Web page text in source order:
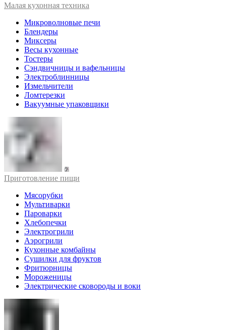
Малая кухонная техника
Микроволновые печи
Блендеры
Миксеры
Весы кухонные
Тостеры
Сэндвичницы и вафельницы
Электроблинницы
Измельчители
Ломтерезки
Вакуумные упаковщики
Приготовление пищи
Мясорубки
Мультиварки
Пароварки
Хлебопечки
Электрогрили
Аэрогрили
Кухонные комбайны
Сушилки для фруктов
Фритюрницы
Мороженицы
Электрические сковороды и воки